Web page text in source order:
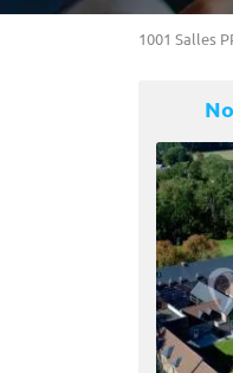
1001 Salles